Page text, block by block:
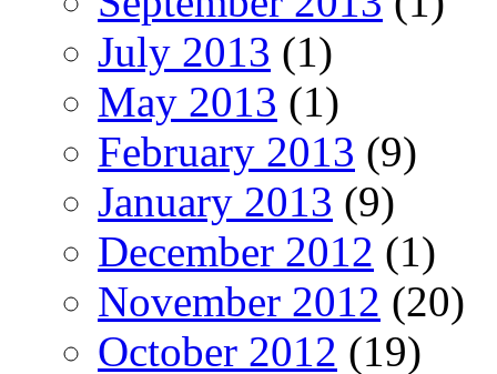
July 2013 (1)
May 2013 (1)
February 2013 (9)
January 2013 (9)
December 2012 (1)
November 2012 (20)
October 2012 (19)